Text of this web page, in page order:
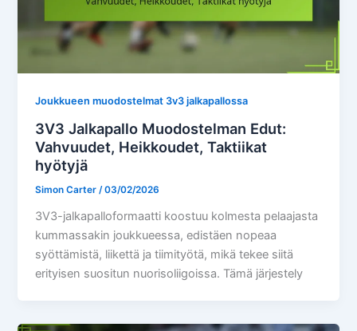
Joukkueen muodostelmat 3v3 jalkapallossa
3V3 Jalkapallo Muodostelman Edut:
Vahvuudet, Heikkoudet, Taktiikat
hyötyjä
Simon Carter/03/02/2026
3V3-jalkapalloformaatti koostuu kolmesta pelaajasta
kummassakin joukkueessa, edistäen nopeaa
syöttämistä, liikettä ja tiimityötä, mikä tekee siitä
erityisen suositun nuorisoliigoissa. Tämä järjestely